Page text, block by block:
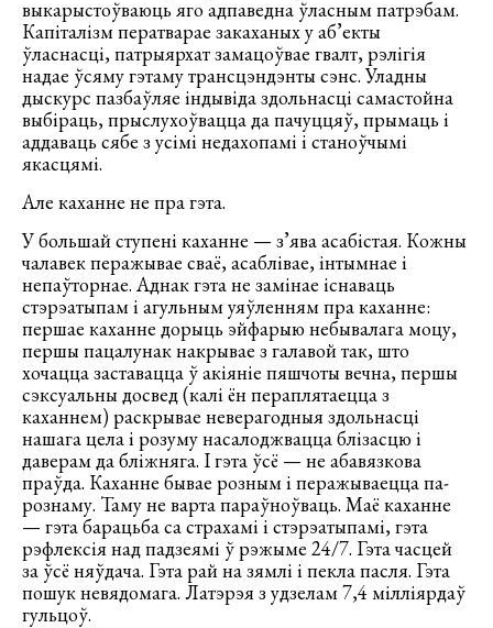
выкарыстоўваюць яго адпаведна ўласным патрэбам.
Капіталізм ператварае закаханых у аб’екты
ўласнасці, патрыярхат замацоўвае гвалт, рэлігія
надае ўсяму гэтаму трансцэндэнты сэнс. Уладны
дыскурс пазбаўляе індывіда здольнасці самастойна
выбіраць, прыслухоўвацца да пачуццяў, прымаць і
аддаваць сябе з усімі недахопамі і станоўчымі
якасцямі.
Але каханне не пра гэта.
У большай ступені каханне — з’ява асабістая. Кожны
чалавек перажывае сваё, асаблівае, інтымнае і
непаўторнае. Аднак гэта не замінае існаваць
стэрэатыпам і агульным уяўленням пра каханне:
першае каханне дорыць эйфарыю небывалага моцу,
першы пацалунак накрывае з галавой так, што
хочацца заставацца ў акіяніе пяшчоты вечна, першы
сэксуальны досвед (калі ён пераплятаецца з
каханнем) раскрывае неверагодныя здольнасці
нашага цела і розуму насалоджвацца блізасцю і
даверам да бліжняга. І гэта ўсё — не абавязкова
праўда. Каханне бывае розным і перажываецца па-
рознаму. Таму не варта параўноўваць. Маё каханне
— гэта барацьба са страхамі і стэрэатыпамі, гэта
рэфлексія над падзеямі ў рэжыме 24/7. Гэта часцей
за ўсё няўдача. Гэта рай на зямлі і пекла пасля. Гэта
пошук невядомага. Латэрэя з удзелам 7,4 мілліярдаў
гульцоў.